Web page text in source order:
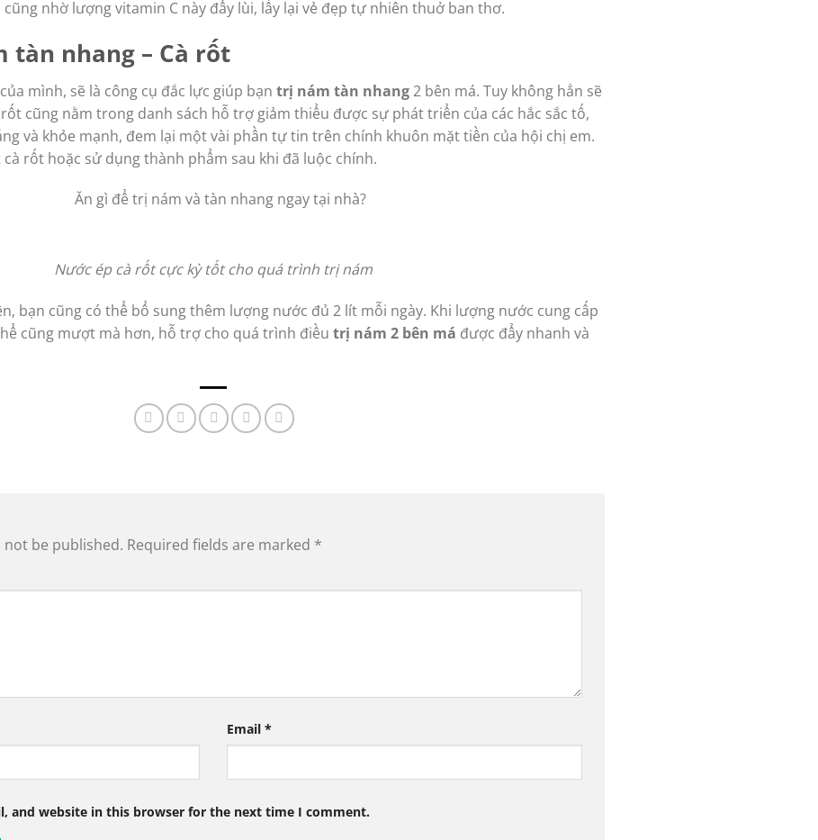
nhờ lượng vitamin C này đẩy lùi, lấy lại vẻ đẹp tự nhiên thuở ban thơ.
tàn nhang – Cà rốt
của mình, sẽ là công cụ đắc lực giúp bạn trị nám tàn nhang2 bên má. Tuy không hẳn sẽ
cũng nằm trong danh sách hỗ trợ giảm thiểu được sự phát triển của các hắc sắc tố,
và khỏe mạnh, đem lại một vài phần tự tin trên chính khuôn mặt tiền của hội chị em.
rốt hoặc sử dụng thành phẩm sau khi đã luộc chính.
Nước ép cà rốt cực kỳ tốt cho quá trình trị nám
bạn cũng có thể bổ sung thêm lượng nước đủ 2 lít mỗi ngày. Khi lượng nước cung cấp
cũng mượt mà hơn, hỗ trợ cho quá trình điều trị nám 2 bên má được đẩy nhanh và
be published. Required fields are marked *
Email *
and website in this browser for the next time I comment.